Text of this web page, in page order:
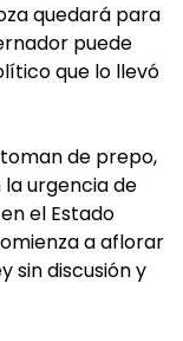
quedará para
puede
que lo llevó
de prepo,
urgencia de
el Estado
a aflorar
sin discusión y